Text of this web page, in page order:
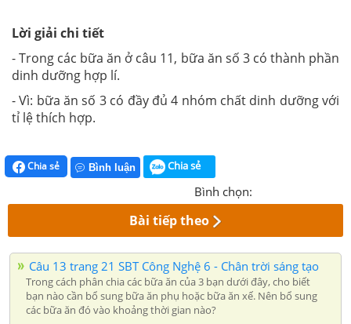
Lời giải chi tiết
- Trong các bữa ăn ở câu 11, bữa ăn số 3 có thành phần
dinh dưỡng hợp lí.
- Vì: bữa ăn số 3 có đầy đủ 4 nhóm chất dinh dưỡng với
tỉ lệ thích hợp.
Chia sẻ Bình luận Chia sẻ
Bình chọn:
Bài tiếp theo
Câu 13 trang 21 SBT Công Nghệ 6 - Chân trời sáng tạo
Trong cách phân chia các bữa ăn của 3 bạn dưới đây, cho biết
bạn nào cần bổ sung bữa ăn phụ hoặc bữa ăn xế. Nên bổ sung
các bữa ăn đó vào khoảng thời gian nào?